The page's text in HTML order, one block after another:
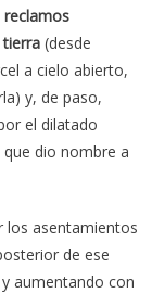
reclamos
tierra(desde
a cielo abierto,
y, de paso,
el dilatado
dio nombre a
los asentamientos
de ese
aumentando con